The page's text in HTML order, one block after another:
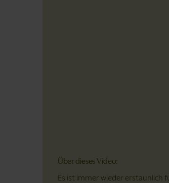
Über dieses Video:
Es ist immer wieder erstaunlich